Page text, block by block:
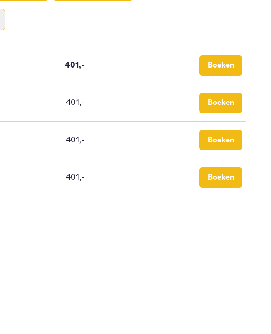
401,- Boeken
401,- Boeken
401,- Boeken
401,- Boeken